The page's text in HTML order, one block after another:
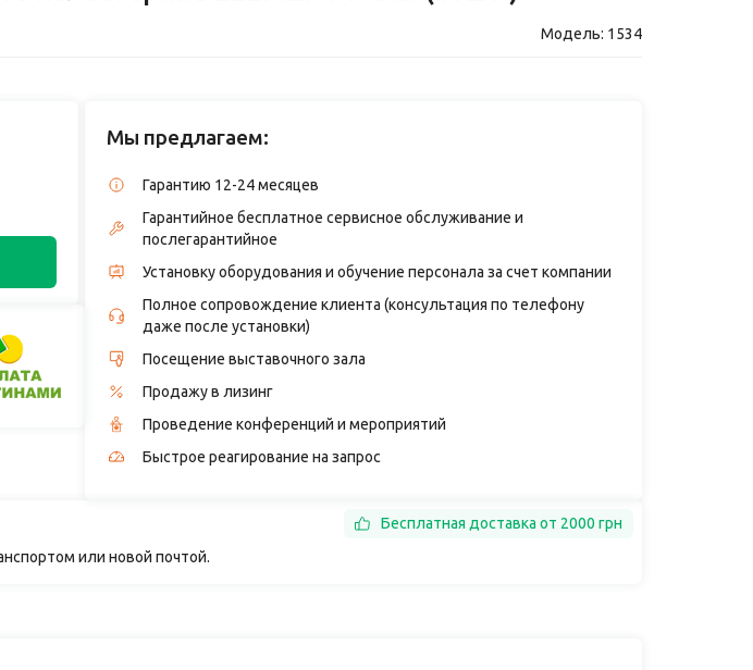
Модель: 1534
Мы предлагаем:
Гарантию 12-24 месяцев
Гарантийное бесплатное сервисное обслуживание и
послегарантийное
Установку оборудования и обучение персонала за счет компании
Полное сопровождение клиента (консультация по телефону
даже после установки)
Посещение выставочного зала
Продажу в лизинг
Проведение конференций и мероприятий
Быстрое реагирование на запрос
или новой почтой.
Бесплатная доставка от 2000 грн